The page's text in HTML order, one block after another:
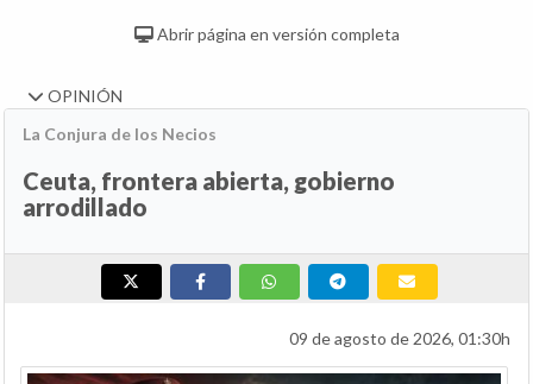
Abrir página en versión completa
OPINIÓN
La Conjura de los Necios
Ceuta, frontera abierta, gobierno
arrodillado
09 de agosto de 2026, 01:30h